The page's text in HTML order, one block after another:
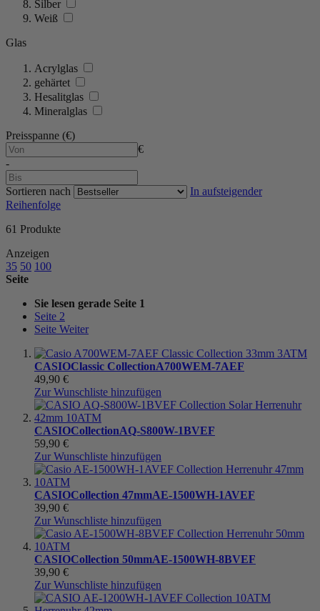
Silber
Weiß
Glas
Acrylglas
gehärtet
Hesalitglas
Mineralglas
Preisspanne (€)
€
-
Sortieren nach
In aufsteigender
Reihenfolge
61 Produkte
Anzeigen
35 50 100
Seite
Sie lesen gerade Seite 1
Seite 2
Seite Weiter
CASIOClassic CollectionA700WEM-7AEF
49,90 €
Zur Wunschliste hinzufügen
CASIOCollectionAQ-S800W-1BVEF
59,90 €
Zur Wunschliste hinzufügen
CASIOCollection 47mmAE-1500WH-1AVEF
39,90 €
Zur Wunschliste hinzufügen
CASIOCollection 50mmAE-1500WH-8BVEF
39,90 €
Zur Wunschliste hinzufügen